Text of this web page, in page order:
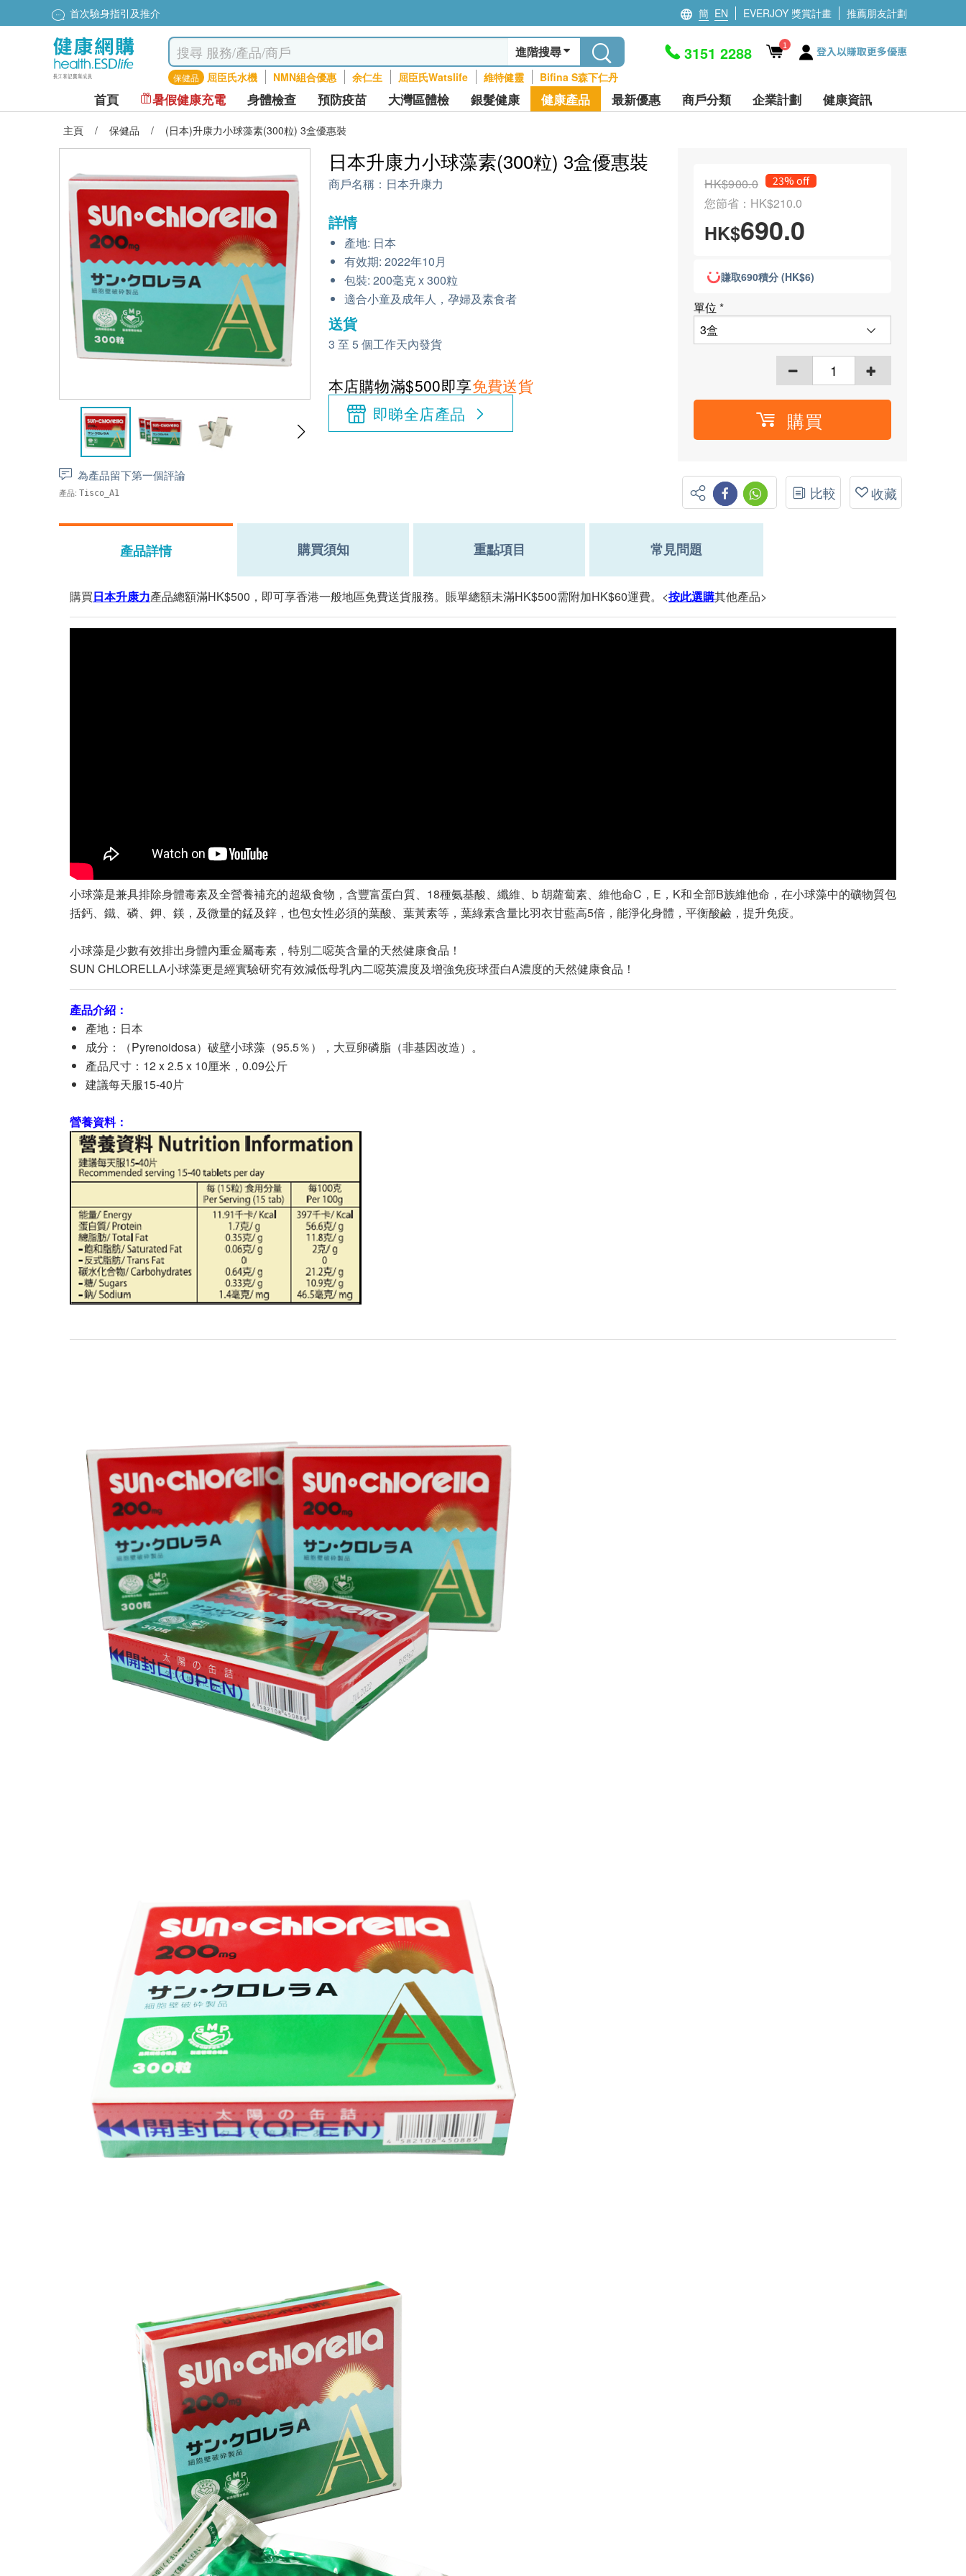
首次驗身指引及推介 簡 EN EVERJOY 獎賞計畫 推薦朋友計劃
進階搜尋
保健品 屈臣氏水機 NMN組合優惠 余仁生 屈臣氏Watslife 維特健靈 Bifina S森下仁丹
3151 2288 1 登入以賺取更多優惠
首頁 暑假健康充電 身體檢查 預防疫苗 大灣區體檢 銀髮健康 健康產品 最新優惠 商戶分類 企業計劃 健康資訊
主頁 / 保健品 / (日本)升康力小球藻素(300粒) 3盒優惠裝
為產品留下第一個評論
產品: Tisco_A1
日本升康力小球藻素(300粒) 3盒優惠裝
商戶名稱： 日本升康力
詳情
產地: 日本
有效期: 2022年10月
包裝: 200毫克 x 300粒
適合小童及成年人，孕婦及素食者
送貨
3 至 5 個工作天內發貨
本店購物滿$500即享免費送貨
即睇全店產品
HK$900.0 23% off
您節省：HK$210.0
HK$690.0
賺取690積分 (HK$6)
單位*
購買
比較 收藏
產品詳情 購買須知 重點項目 常見問題
購買日本升康力產品總額滿HK$500，即可享香港一般地區免費送貨服務。賬單總額未滿HK$500需附加HK$60運費。<按此選購其他產品>
小球藻是兼具排除身體毒素及全營養補充的超級食物，含豐富蛋白質、18種氨基酸、纖維、b 胡蘿蔔素、維他命C，E，K和全部B族維他命，在小球藻中的礦物質包
括鈣、鐵、磷、鉀、鎂，及微量的錳及鋅，也包女性必須的葉酸、葉黃素等，葉綠素含量比羽衣甘藍高5倍，能淨化身體，平衡酸鹼，提升免疫。
小球藻是少數有效排出身體內重金屬毒素，特別二噁英含量的天然健康食品！
SUN CHLORELLA小球藻更是經實驗研究有效減低母乳內二噁英濃度及增強免疫球蛋白A濃度的天然健康食品！
產品介紹：
產地：日本
成分：（Pyrenoidosa）破壁小球藻（95.5％），大豆卵磷脂（非基因改造）。
產品尺寸：12 x 2.5 x 10厘米，0.09公斤
建議每天服15-40片
營養資料：